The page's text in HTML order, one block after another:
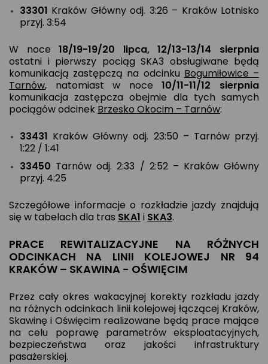
33301 Kraków Główny odj. 3:26 – Kraków Lotnisko
przyj. 3:54
W noce18/19-19/20 lipca, 12/13-13/14 sierpnia
ostatni i pierwszy pociąg SKA3 obsługiwane będą
komunikacją zastępczą na odcinku Bogumiłowice –
Tarnów, natomiast w noce10/11-11/12 sierpnia
komunikacja zastępcza obejmie dla tych samych
pociągów odcinek Brzesko Okocim – Tarnów:
33431 Kraków Główny odj. 23:50 – Tarnów przyj.
1:22 / 1:41
33450 Tarnów odj. 2:33 / 2:52 – Kraków Główny
przyj. 4:25
Szczegółowe informacje o rozkładzie jazdy znajdują
się w tabelach dla tras SKA1 i SKA3.
PRACE REWITALIZACYJNE NA RÓŻNYCH
ODCINKACH NA LINII KOLEJOWEJ NR 94
KRAKÓW – SKAWINA - OŚWIĘCIM
Przez cały okres wakacyjnej korekty rozkładu jazdy
na różnych odcinkach linii kolejowej łączącej Kraków,
Skawinę i Oświęcim realizowane będą prace mające
na celu poprawę parametrów eksploatacyjnych,
bezpieczeństwa oraz jakości infrastruktury
pasażerskiej.